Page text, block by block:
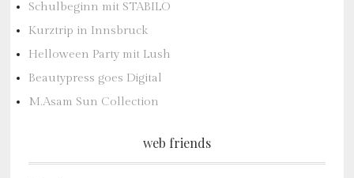
Schulbeginn mit STABILO
Kurztrip in Innsbruck
Helloween Party mit Lush
Beautypress goes Digital
M.Asam Sun Collection
web friends